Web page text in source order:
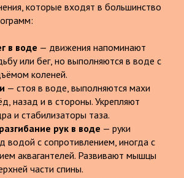
которые входят в большинство
в воде — движения напоминают
или бег, но выполняются в воде с
коленей.
— стоя в воде, выполняются махи
назад и в стороны. Укрепляют
и стабилизаторы таза.
рук в воде — руки
водой с сопротивлением, иногда с
аквагантелей. Развивают мышцы
части спины.